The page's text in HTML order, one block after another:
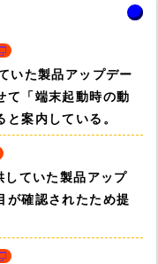
いた製品アップデー
て「端末起動時の動
案内している。
ていた製品アップ
が確認されたため提